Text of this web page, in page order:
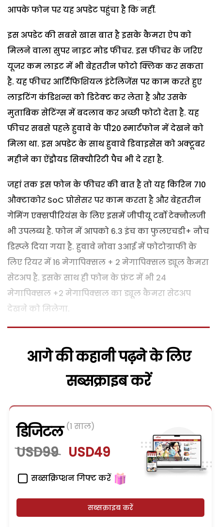
आपके फोन पर यह अपडेट पहुंचा है कि नहीं.
इस अपडेट की सबसे खास बात है इसके कैमरा ऐप को
मिलने वाला सुपर नाइट मोड फीचर. इस फीचर के जरिए
यूजर कम लाइट में भी बेहतरीन फोटो क्लिक कर सकता
है. यह फीचर आर्टिफिशियल इंटेलिजेंस पर काम करते हुए
लाइटिंग कंडिशन्स को डिटेक्ट कर लेता है और उसके
मुताबिक सेटिंग्स में बदलाव कर अच्छी फोटो देता है. यह
फीचर सबसे पहले हुवावे के पी20 स्मार्टफोन में देखने को
मिला था. इस अपडेट के साथ हुवावे डिवाइसेस को अक्टूबर
महीने का ऐंड्रौयड सिक्यौरिटी पैच भी दे रहा है.
जहां तक इस फोन के फीचर की बात है तो यह किरिन 710
औक्टाकोर SoC प्रोसेसर पर काम करता है और बेहतरीन
गेमिंग एक्सपीरियंस के लिए इसमें जीपीयू टर्बो टेक्नौलजी
भी उपलब्ध है. फोन में आपको 6.3 इंच का फुलएचडी+ नौच
डिस्प्ले दिया गया है. हुवावे नोवा 3आई में फोटोग्राफी के
लिए रियर में 16 मेगापिक्सल + 2 मेगापिक्सल ड्यूल कैमरा
सेटअप है. इसके साथ ही फोन के फ्रंट में भी 24
मेगापिक्सल +2 मेगापिक्सल का ड्यूल कैमरा सेटअप
देखने को मिलेगा.
आगे की कहानी पढ़ने के लिए
सब्सक्राइब करें
डिजिटल (1 साल)
USD99 USD49
सब्सक्रिप्शन गिफ्ट करें
सब्सक्राइब करें